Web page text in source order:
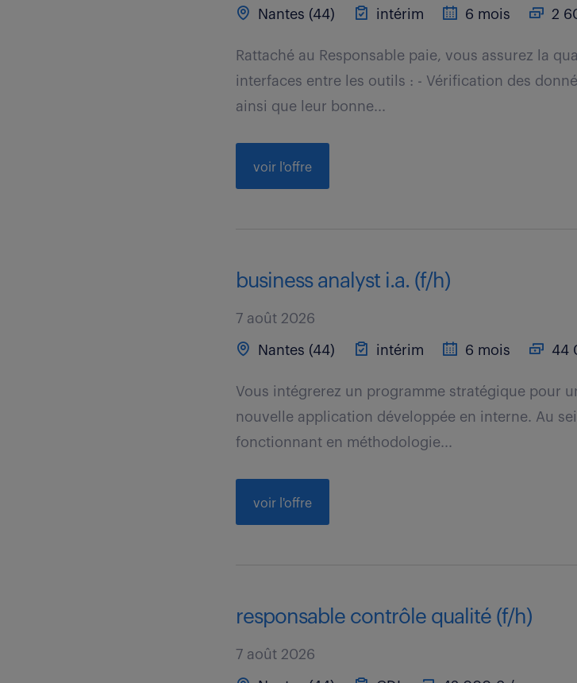
Nantes (44) intérim 6 mois 2
Rattaché au Responsable paie, vous assurez la
interfaces entre les outils : - Vérification des
ainsi que leur bonne...
voir l'offre
business analyst i.a. (f/h)
7 août 2026
Nantes (44) intérim 6 mois 44
Vous intégrerez un programme stratégique pour
nouvelle application développée en interne. Au
fonctionnant en méthodologie...
voir l'offre
responsable contrôle qualité (f/h)
7 août 2026